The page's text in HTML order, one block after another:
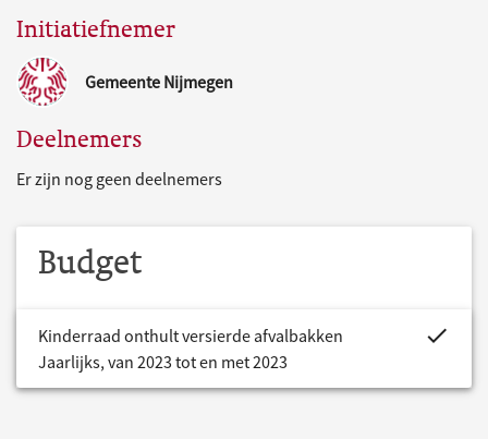
Initiatiefnemer
Gemeente Nijmegen
Deelnemers
Er zijn nog geen deelnemers
Budget
Kinderraad onthult versierde afvalbakken
Jaarlijks, van 2023 tot en met 2023